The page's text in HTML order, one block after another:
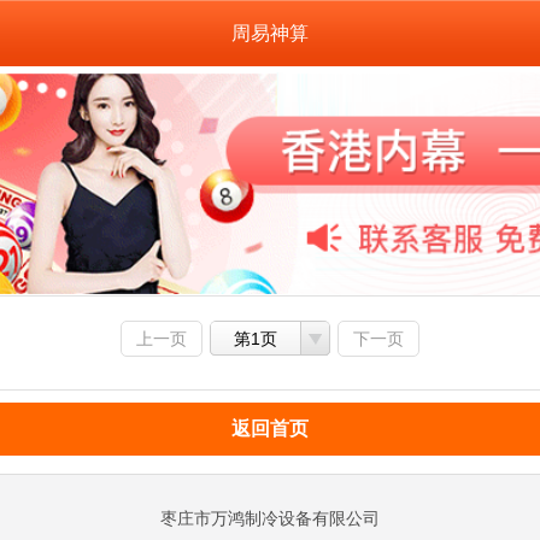
周易神算
上一页 第1页 下一页
返回首页
枣庄市万鸿制冷设备有限公司